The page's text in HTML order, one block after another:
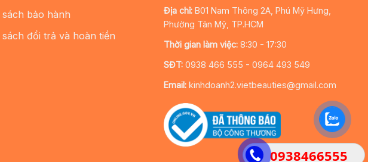
0938466555
bảo hành
đổi trả và hoàn tiền
Địa chỉ:B01 Nam Thông 2A, Phú Mỹ Hưng,
Phường Tân Mỹ, TP.HCM
Thời gian làm việc: 8:30 - 17:30
SĐT: 0938 466 555 - 0964 493 549
Email: kinhdoanh2.vietbeauties@gmail.com